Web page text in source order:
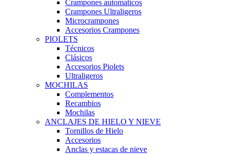
Crampones automaticos
Crampones Ultraligeros
Microcrampones
Accesorios Crampones
PIOLETS
Técnicos
Clásicos
Accesorios Piolets
Ultraligeros
MOCHILAS
Complementos
Recambios
Mochilas
ANCLAJES DE HIELO Y NIEVE
Tornillos de Hielo
Accesorios
Anclas y estacas de nieve